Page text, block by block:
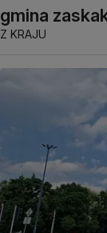
gmina
Z KRAJU